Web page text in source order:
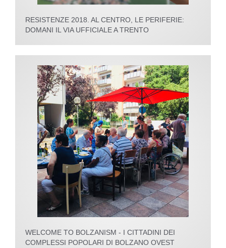
RESISTENZE 2018. AL CENTRO, LE PERIFERIE:
DOMANI IL VIA UFFICIALE A TRENTO
WELCOME TO BOLZANISM - I CITTADINI DEI
COMPLESSI POPOLARI DI BOLZANO OVEST